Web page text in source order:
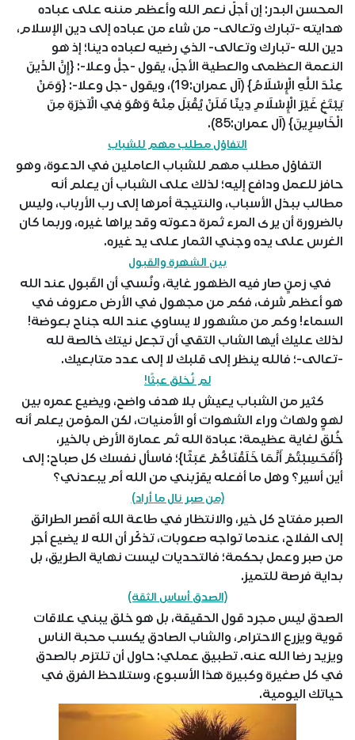
المحسن البدر: إن أجلّ نعم الله وأعظم مننه على عباده
هدايته -تبارك وتعالى- من شاء من عباده إلى دين الإسلام،
دين الله -تبارك وتعالى- الذي رضيه لعباده دينا؛ إذ هو
النعمة العظمى والعطية الأجلّ، يقول -جلَّ وعلا-: {إِنَّ الدِّينَ
عِنْدَ اللَّهِ الْإِسْلَامُ} (آل عمران:19)، ويقول -جل وعلا-: {وَمَنْ
يَبْتَغِ غَيْرَ الْإِسْلَامِ دِينًا فَلَنْ يُقْبَلَ مِنْهُ وَهُوَ فِي الْآخِرَةِ مِنَ
الْخَاسِرِينَ} (آل عمران:85).
التفاؤل مطلب مهم للشباب
التفاؤل مطلب مهم للشباب العاملين في الدعوة، وهو
حافز للعمل ودافع إليه؛ لذلك على الشباب أن يعلم أنه
مطالب ببذل الأسباب، والنتيجة أمرها إلى رب الأرباب، وليس
بالضرورة أن يرى المرء ثمرة دعوته وقد يراها غيره، وربما كان
الغرس على يده وجني الثمار على يد غيره.
بين الشهرة والقبول
في زمنٍ صار فيه الظهور غاية، ونُسي أن القَبول عند الله
هو أعظم شرف، فكم من مجهول في الأرض معروف في
السماء! وكم من مشهور لا يساوي عند الله جناح بعوضة!
لذلك عليك أيها الشاب التقي أن تجعل نيتك خالصة لله
-تعالى-؛ فالله ينظر إلى قلبك لا إلى عدد متابعيك.
لم نُخلق عبثًا!
كثير من الشباب يعيش بلا هدف واضح، ويضيع عمره بين
لهوٍ ولهاث وراء الشهوات أو الأمنيات، لكن المؤمن يعلم أنه
خُلق لغاية عظيمة: عبادة الله ثم عمارة الأرض بالخير،
{أَفَحَسِبْتُمْ أَنَّمَا خَلَقْنَاكُمْ عَبَثًا}؛ فاسأل نفسك كل صباح: إلى
أين أسير؟ وهل ما أفعله يقرّبني من الله أم يبعدني؟
(من صبر نال ما أراد)
الصبر مفتاح كل خير، والانتظار في طاعة الله أقصر الطرائق
إلى الفلاح، عندما تواجه صعوبات، تذكّر أن الله لا يضيع أجر
من صبر وعمل بحكمة؛ فالتحديات ليست نهاية الطريق، بل
بداية فرصة للتميز.
(الصدق أساس الثقة)
الصدق ليس مجرد قول الحقيقة، بل هو خلق يبني علاقات
قوية ويزرع الاحترام، والشاب الصادق يكسب محبة الناس
ويزيد رضا الله عنه. تطبيق عملي: حاول أن تلتزم بالصدق
في كل صغيرة وكبيرة هذا الأسبوع، وستلاحظ الفرق في
حياتك اليومية.